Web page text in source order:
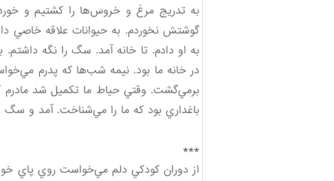
به تدريج مرغ و خروس‌ها را كشتيم و
گوشتش نخوردم. به حيوانات علاقه خاصي
به او دادم. تا خانه آمد. سگ را نگه
در خانه ما بود. نيمه شب‌ها كه پدرم
برمي‌گشت. وقتي حياط ما تكميل شد مادرم
باغداري بود كه ما را مي‌شناخت. آمد و
***
از دوران كودكي دلم مي‌خواست روي پاي